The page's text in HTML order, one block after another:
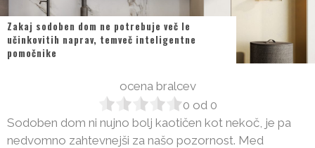
Zakaj sodoben dom ne potrebuje več le
učinkovitih naprav, temveč inteligentne
pomočnike
ocena bralcev
0 od 0
Sodoben dom ni nujno bolj kaotičen kot nekoč, je pa
nedvomno zahtevnejši za našo pozornost. Med